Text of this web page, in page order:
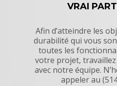
VRAI
Afin d’atteindre les
durabilité qui vous
toutes les
votre projet,
avec notre équipe.
appeler au